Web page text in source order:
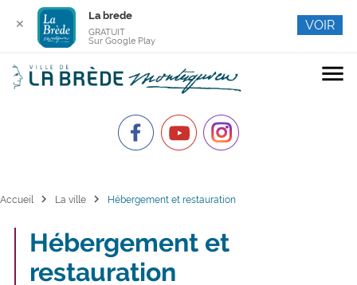
menu
Accueil chevron_right La ville chevron_right Hébergement et restauration
Hébergement et
restauration
✕
La brede
GRATUIT
Sur Google Play
VOIR